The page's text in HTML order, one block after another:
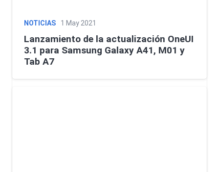
NOTICIAS 1 May 2021
Lanzamiento de la actualización OneUI
3.1 para Samsung Galaxy A41, M01 y
Tab A7